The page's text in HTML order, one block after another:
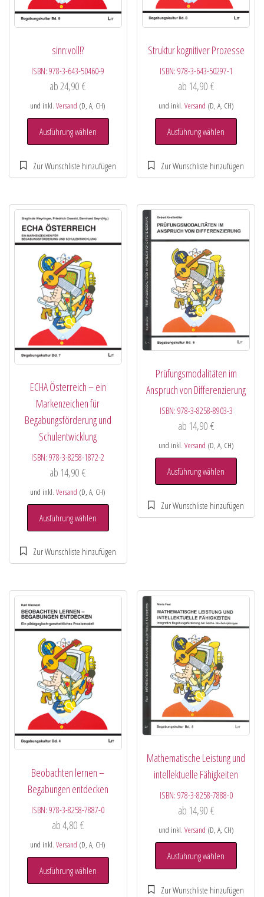
sinn:voll!?
ISBN:978-3-643-50460-9
ab24,90€
und inkl.Versand (D, A, CH)
Ausführung wählen
Struktur kognitiver Prozesse
ISBN: 978-3-643-50297-1
ab 14,90 €
und inkl. Versand (D, A, CH)
Ausführung wählen
ECHA Österreich – ein
Markenzeichen für
Begabungsförderung und
Schulentwicklung
ISBN:978-3-8258-1872-2
ab 14,90€
und inkl.Versand (D, A, CH)
Ausführung wählen
Prüfungsmodalitäten im
Anspruch von Differenzierung
ISBN: 978-3-8258-8903-3
ab 14,90 €
und inkl. Versand (D, A, CH)
Ausführung wählen
Beobachten lernen –
Begabungen entdecken
ISBN:978-3-8258-7887-0
ab4,80 €
und inkl.Versand (D, A, CH)
Ausführung wählen
Mathematische Leistung und
intellektuelle Fähigkeiten
ISBN: 978-3-8258-7888-0
ab 14,90 €
und inkl. Versand (D, A, CH)
Ausführung wählen